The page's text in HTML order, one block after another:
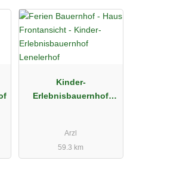
Kinder-
Erlebnisbauernhof
Arzl
59.3 km